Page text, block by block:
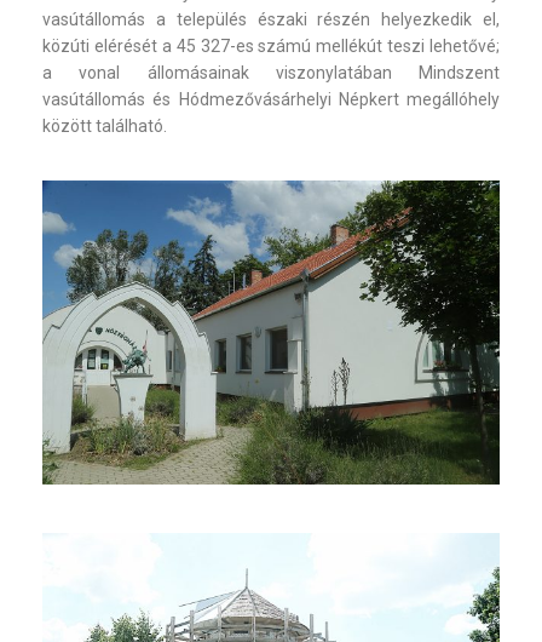
vasútállomás a település északi részén helyezkedik el,
közúti elérését a 45 327-es számú mellékút teszi lehetővé;
a vonal állomásainak viszonylatában Mindszent
vasútállomás és Hódmezővásárhelyi Népkert megállóhely
között található.